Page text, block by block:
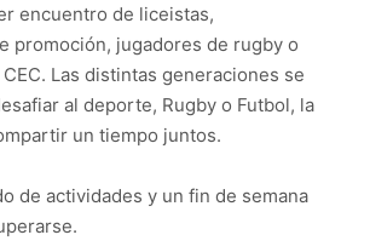
encuentro de liceistas,
promoción, jugadores de rugby o
Las distintas generaciones se
al deporte, Rugby o Futbol, la
un tiempo juntos.
de actividades y un fin de semana